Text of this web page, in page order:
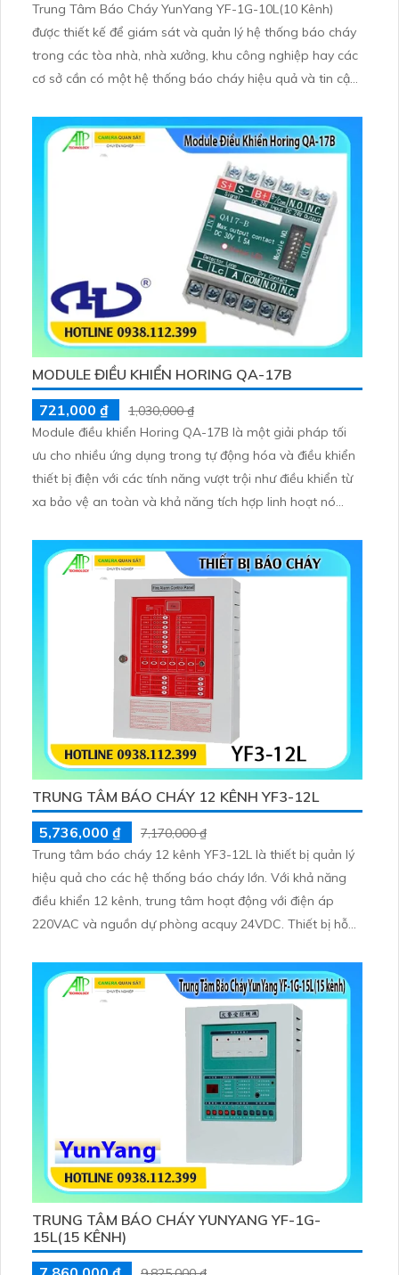
Trung Tâm Báo Cháy YunYang YF-1G-10L(10 Kênh)
được thiết kế để giám sát và quản lý hệ thống báo cháy
trong các tòa nhà, nhà xưởng, khu công nghiệp hay các
cơ sở cần có một hệ thống báo cháy hiệu quả và tin cậy
đồng thời nhiều thiết bị báo cháy từ nhiều khu vực khác
nhau muốn đảm bảo sự an toàn tối đa cho con người và
MODULE ĐIỀU KHIỂN HORING QA-17B
721,000 ₫
1,030,000 ₫
Module điều khiển Horing QA-17B là một giải pháp tối
ưu cho nhiều ứng dụng trong tự động hóa và điều khiển
thiết bị điện với các tính năng vượt trội như điều khiển từ
xa bảo vệ an toàn và khả năng tích hợp linh hoạt nó
nâng cao hiệu suất và độ chính xác trong công việc.
TRUNG TÂM BÁO CHÁY 12 KÊNH YF3-12L
5,736,000 ₫
7,170,000 ₫
Trung tâm báo cháy 12 kênh YF3-12L là thiết bị quản lý
hiệu quả cho các hệ thống báo cháy lớn. Với khả năng
điều khiển 12 kênh, trung tâm hoạt động với điện áp
220VAC và nguồn dự phòng acquy 24VDC. Thiết bị hỗ
giám sát và xử lý sự cố nhanh chóng.
TRUNG TÂM BÁO CHÁY YUNYANG YF-1G-
15L(15 KÊNH)